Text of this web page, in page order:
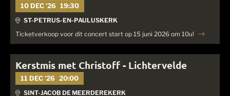
10 DEC '26 19:30
ST-PETRUS-EN-PAULUSKERK
Ticketverkoop voor dit concert start op 15 juni 2026 om 10u!
Kerstmis met Christoff - Lichtervelde
11 DEC '26 20:00
SINT-JACOB DE MEERDEREKERK